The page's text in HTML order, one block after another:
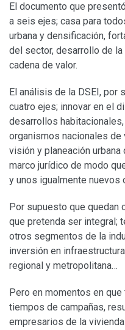
El documento que
a seis ejes; casa para
urbana y densificación,
del sector, desarrollo de
cadena de valor.
El análisis de la DSEI, por
cuatro ejes; innovar en el
desarrollos
organismos nacionales de
visión y planeación
marco jurídico de modo
y unos igualmente nuevos
Por supuesto que quedan
que pretenda ser integral;
otros segmentos de la
inversión en
regional y metropolitana…
Pero en momentos en
tiempos de campañas,
empresarios de la